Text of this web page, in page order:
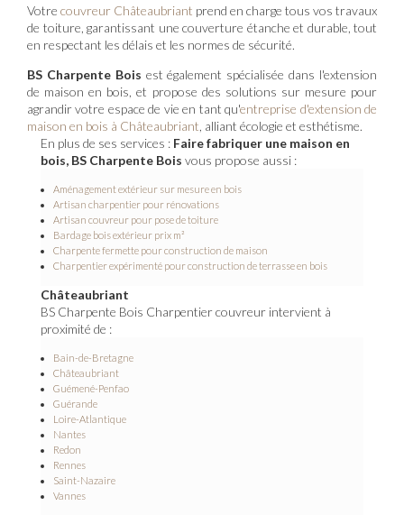
Votre couvreur Châteaubriant prend en charge tous vos travaux
de toiture, garantissant une couverture étanche et durable, tout
en respectant les délais et les normes de sécurité.
BS Charpente Bois est également spécialisée dans l'extension
de maison en bois, et propose des solutions sur mesure pour
agrandir votre espace de vie en tant qu'entreprise d'extension de
maison en bois à Châteaubriant , alliant écologie et esthétisme.
En plus de ses services : Faire fabriquer une maison en
bois, BS Charpente Bois vous propose aussi :
Aménagement extérieur sur mesure en bois
Artisan charpentier pour rénovations
Artisan couvreur pour pose de toiture
Bardage bois extérieur prix m²
Charpente fermette pour construction de maison
Charpentier expérimenté pour construction de terrasse en bois
Châteaubriant
BS Charpente Bois Charpentier couvreur intervient à
proximité de :
Bain-de-Bretagne
Châteaubriant
Guémené-Penfao
Guérande
Loire-Atlantique
Nantes
Redon
Rennes
Saint-Nazaire
Vannes